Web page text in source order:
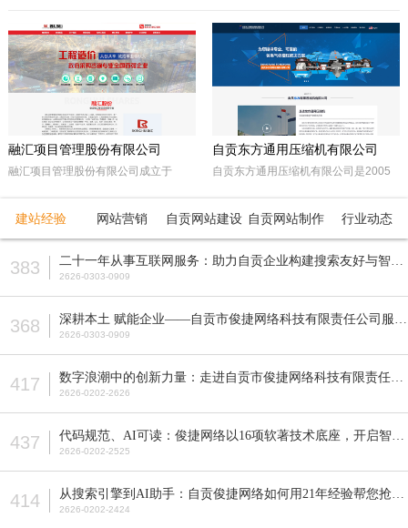
公司生产：Z系列摇臂钻床、Z系列立式钻床、ZLKV系列数控龙门加工中心、ZLK
系列数控龙门钻床、VMC、立式加工中心、成套孔系加工专用机床、钻攻生产线
等产品的设计、制造。产品广泛应用于模具、机械制造、汽车制造、航空、船
舶、轨道交通、铁塔、钢结构等工业制造及机械加工领域。
融汇项目管理股份有限公司
融汇项目管理股份有限公司成立于
注册资本5000万人民币，是一家以政
产品国际招标代理、工程造价咨询、工
程监理等多元化发展的咨询服务企业。
自贡东方通用压缩机有限公司
自贡东方通用压缩机有限公司是2005
民营企业。由东方锅炉集团动能分厂同
贡市高新工业园区十大重点企业之一。
公司占地面积近70亩，注册资本5200
型、D型、L型、Z型、P型5个系列上百
压缩机气体力从20KN—800KN，排气
压力可达50MPa。各类成套气体压缩
建站经验 网站营销 自贡网站建设 自贡网站制作 行业动态
383 2626-0303-0909
368 2626-0303-0909
417 2626-0202-2626
437 2626-0202-2525
414 2626-0202-2424